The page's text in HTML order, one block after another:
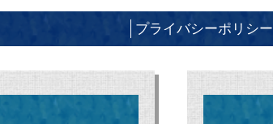
プライバシーポリシー